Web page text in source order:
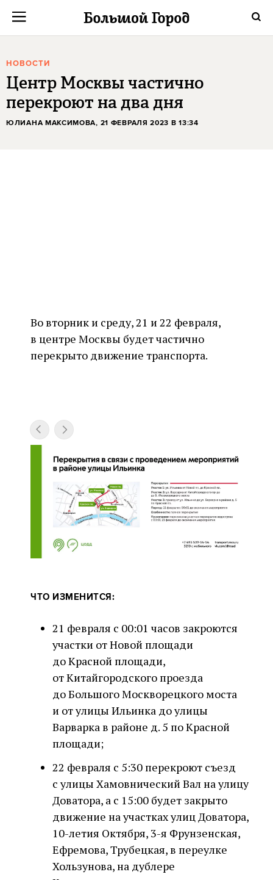
НОВОСТИ
Центр Москвы частично
перекроют на два дня
ЮЛИАНА МАКСИМОВА, 21 ФЕВРАЛЯ 2023 В 13:34
Во вторник и среду, 21 и 22 февраля,
в центре Москвы будет частично
перекрыто движение транспорта.
ЧТО ИЗМЕНИТСЯ:
21 февраля с 00:01 часов закроются
участки от Новой площади
до Красной площади,
от Китайгородского проезда
до Большого Москворецкого моста
и от улицы Ильинка до улицы
Варварка в районе д. 5 по Красной
площади;
22 февраля с 5:30 перекроют съезд
с улицы Хамовнический Вал на улицу
Доватора, а с 15:00 будет закрыто
движение на участках улиц Доватора,
10-летия Октября, 3-я Фрунзенская,
Ефремова, Трубецкая, в переулке
Хользунова, на дублере